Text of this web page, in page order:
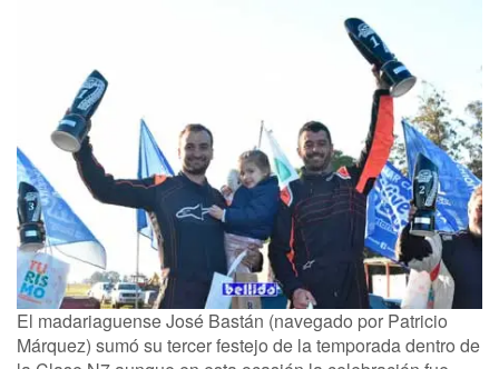
El madariaguense José Bastán (navegado por Patricio
Márquez) sumó su tercer festejo de la temporada dentro de